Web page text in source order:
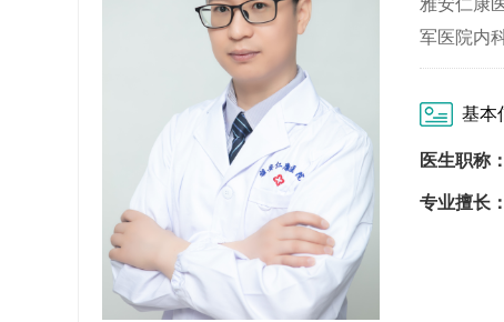
雅安仁康
军医院内
基本
医生职称：
专业擅长：